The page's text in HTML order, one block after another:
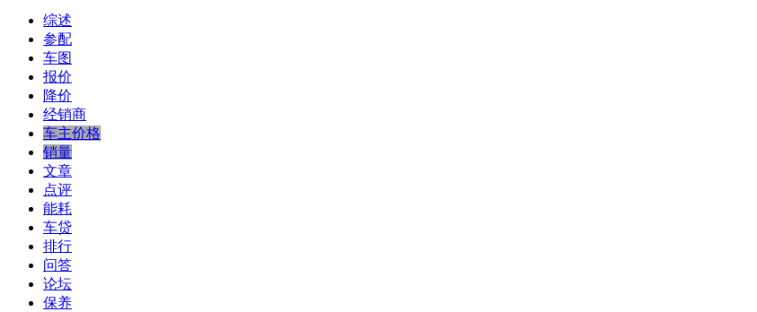
综述
参配
车图
报价
降价
经销商
车主价格
销量
文章
点评
能耗
车贷
排行
问答
论坛
保养